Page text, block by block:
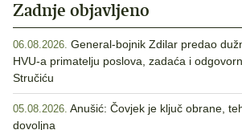
Zadnje objavljeno
06.08.2026. General-bojnik Zdilar predao
HVU-a primatelju poslova, zadaća i
Stručiću
05.08.2026. Anušić: Čovjek je ključ obrane,
dovoljna